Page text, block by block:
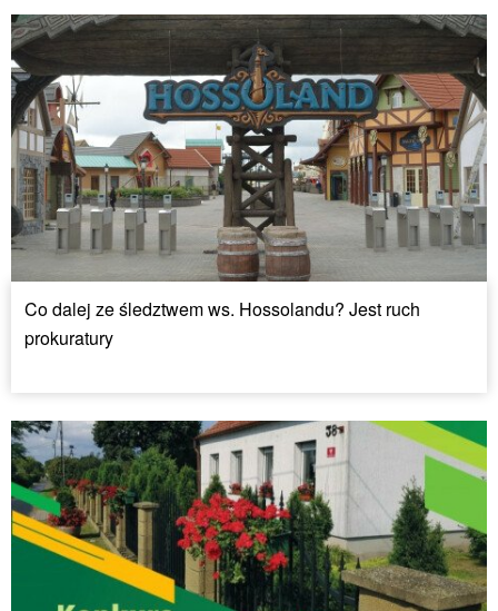
Co dalej ze śledztwem ws. Hossolandu? Jest ruch
prokuratury